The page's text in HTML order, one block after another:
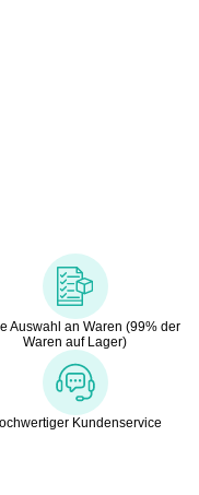
Auswahl an Waren (99% der
Waren auf Lager)
Kundenservice